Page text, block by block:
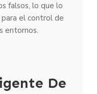
falsos, lo que lo
el control de
entornos.
De